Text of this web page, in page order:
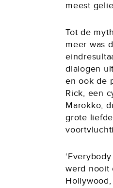
meest
Tot de
meer was
dialogen
en ook de
Rick, een
Marokko,
grote
werd nooit